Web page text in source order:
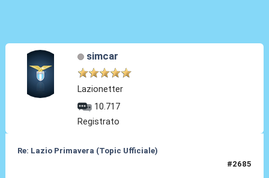
simcar
Lazionetter
10.717
Registrato
Re: Lazio Primavera (Topic Ufficiale)
#2685